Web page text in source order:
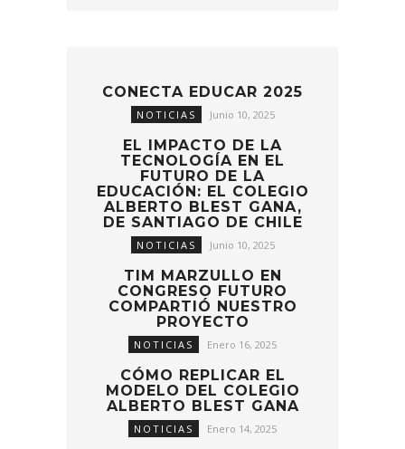
CONECTA EDUCAR 2025
NOTICIAS Junio 10, 2025
EL IMPACTO DE LA
TECNOLOGÍA EN EL
FUTURO DE LA
EDUCACIÓN: EL COLEGIO
ALBERTO BLEST GANA,
DE SANTIAGO DE CHILE
NOTICIAS Junio 10, 2025
TIM MARZULLO EN
CONGRESO FUTURO
COMPARTIÓ NUESTRO
PROYECTO
NOTICIAS Enero 16, 2025
CÓMO REPLICAR EL
MODELO DEL COLEGIO
ALBERTO BLEST GANA
NOTICIAS Enero 14, 2025